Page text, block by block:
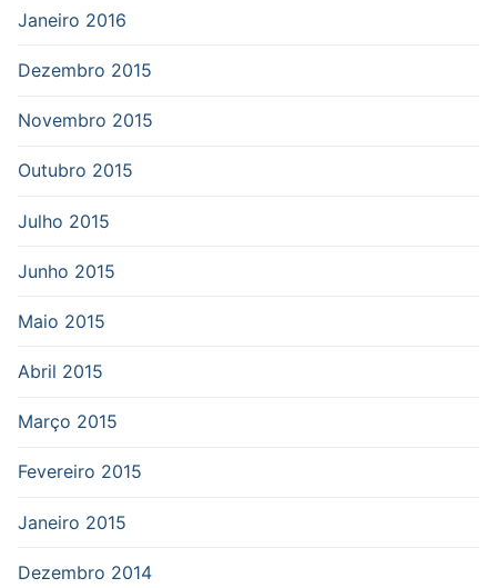
Janeiro 2016
Dezembro 2015
Novembro 2015
Outubro 2015
Julho 2015
Junho 2015
Maio 2015
Abril 2015
Março 2015
Fevereiro 2015
Janeiro 2015
Dezembro 2014